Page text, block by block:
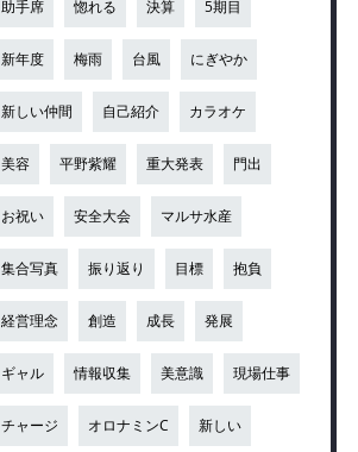
助手席 惚れる 決算 5期目
新年度 梅雨 台風 にぎやか
新しい仲間 自己紹介 カラオケ
美容 平野紫耀 重大発表 門出
お祝い 安全大会 マルサ水産
集合写真 振り返り 目標 抱負
経営理念 創造 成長 発展
ギャル 情報収集 美意識 現場仕事
チャージ オロナミンC 新しい